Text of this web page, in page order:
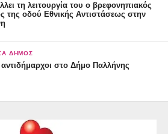
τη λειτουργία του ο βρεφονηπιακός
της οδού Εθνικής Αντιστάσεως στην
ΔΉΜΟΣ
αντιδήμαρχοι στο Δήμο Παλλήνης